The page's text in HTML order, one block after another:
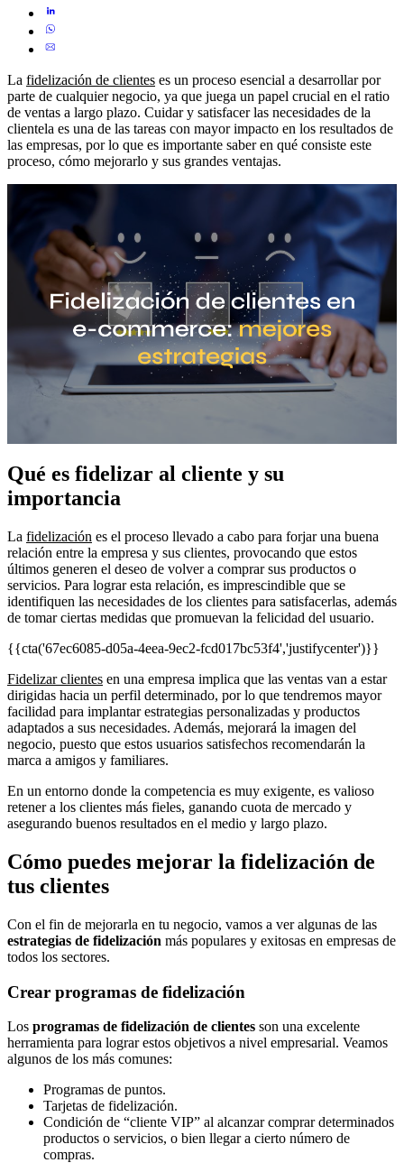
La fidelización de clientes es un proceso esencial a desarrollar por
parte de cualquier negocio, ya que juega un papel crucial en el ratio
de ventas a largo plazo. Cuidar y satisfacer las necesidades de la
clientela es una de las tareas con mayor impacto en los resultados de
las empresas, por lo que es importante saber en qué consiste este
proceso, cómo mejorarlo y sus grandes ventajas.
Qué es fidelizar al cliente y su
importancia
La fidelización es el proceso llevado a cabo para forjar una buena
relación entre la empresa y sus clientes, provocando que estos
últimos generen el deseo de volver a comprar sus productos o
servicios. Para lograr esta relación, es imprescindible que se
identifiquen las necesidades de los clientes para satisfacerlas, además
de tomar ciertas medidas que promuevan la felicidad del usuario.
{{cta('67ec6085-d05a-4eea-9ec2-fcd017bc53f4','justifycenter')}}
Fidelizar clientes en una empresa implica que las ventas van a estar
dirigidas hacia un perfil determinado, por lo que tendremos mayor
facilidad para implantar estrategias personalizadas y productos
adaptados a sus necesidades. Además, mejorará la imagen del
negocio, puesto que estos usuarios satisfechos recomendarán la
marca a amigos y familiares.
En un entorno donde la competencia es muy exigente, es valioso
retener a los clientes más fieles, ganando cuota de mercado y
asegurando buenos resultados en el medio y largo plazo.
Cómo puedes mejorar la fidelización de
tus clientes
Con el fin de mejorarla en tu negocio, vamos a ver algunas de las
estrategias de fidelización más populares y exitosas en empresas de
todos los sectores.
Crear programas de fidelización
Los programas de fidelización de clientes son una excelente
herramienta para lograr estos objetivos a nivel empresarial. Veamos
algunos de los más comunes:
Programas de puntos.
Tarjetas de fidelización.
Condición de “cliente VIP” al alcanzar comprar determinados
productos o servicios, o bien llegar a cierto número de
compras.